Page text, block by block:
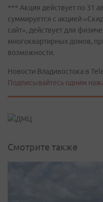
*** Акция действует по 31
суммируется с акцией
сайт», действует для
многоквартирных домов,
возможности.
Новости Владивостока в
Подписывайтесь одним
Смотрите также